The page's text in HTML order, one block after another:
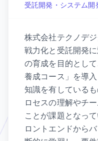
受託開発・システム開
株式会社テクノデ
戦力化と受託開発
の育成を目的とし
養成コース」を導
知識を有している
ロセスの理解やチ
ことが課題となっ
ロントエンドから